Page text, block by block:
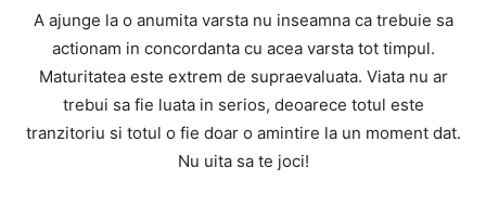
A ajunge la o anumita varsta nu inseamna ca trebuie sa
actionam in concordanta cu acea varsta tot timpul.
Maturitatea este extrem de supraevaluata. Viata nu ar
trebui sa fie luata in serios, deoarece totul este
tranzitoriu si totul o fie doar o amintire la un moment dat.
Nu uita sa te joci!